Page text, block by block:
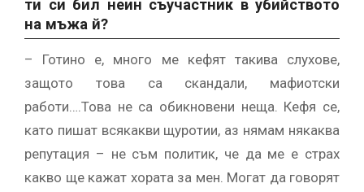
ти си бил неин съучастник в убийството
на мъжа й?
– Готино е, много ме кефят такива слухове,
защото това са скандали, мафиотски
работи….Това не са обикновени неща. Кефя се,
като пишат всякакви щуротии, аз нямам някаква
репутация – не съм политик, че да ме е страх
какво ще кажат хората за мен. Могат да говорят